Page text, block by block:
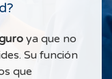
ya que no
Su función
que